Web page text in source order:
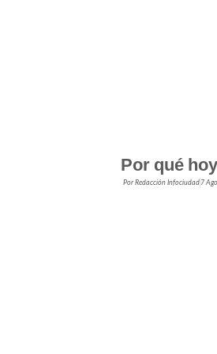
Por qué
Por Redacción Infociudad 7